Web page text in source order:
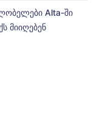
Alta-ში
მიიღებენ